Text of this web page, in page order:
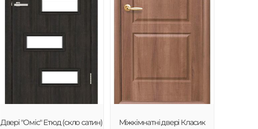
Двері "Оміс" Етюд (скло сатин)
Міжкімнатні двері Класик